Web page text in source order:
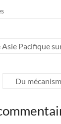
Pacifique
Du